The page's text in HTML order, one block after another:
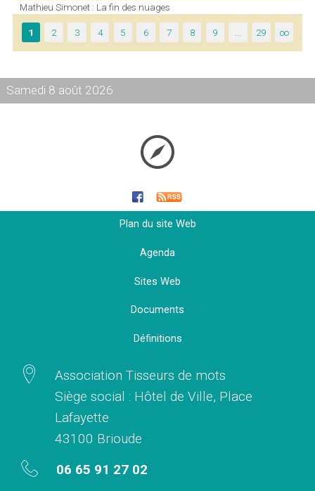
Mathieu Simonet : La fin des nuages
1 2 3 4 5 6 7 8 9 … 29 ∞
Samedi 8 août 2026
Plan du site Web
Agenda
Sites Web
Documents
Définitions
Association Tisseurs de mots
Siège social : Hôtel de Ville, Place
Lafayette
43100 Brioude
06 65 91 27 02